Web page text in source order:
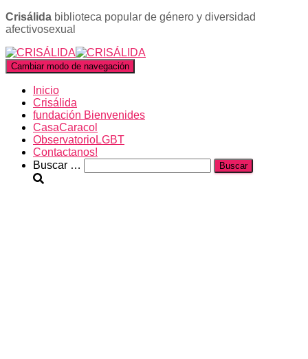
Crisálida biblioteca popular de género y diversidad
afectivosexual
Cambiar modo de navegación
Inicio
Crisálida
fundación Bienvenides
CasaCaracol
ObservatorioLGBT
Contactanos!
Buscar:
Buscar …